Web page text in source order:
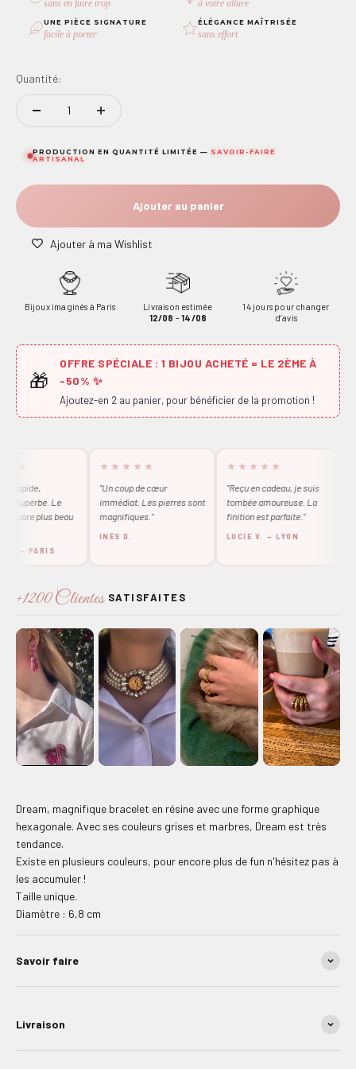
sans en faire trop à votre allure
UNE PIÈCE SIGNATURE
facile à porter
ÉLÉGANCE MAÎTRISÉE
sans effort
Quantité:
PRODUCTION EN QUANTITÉ LIMITÉE — SAVOIR-FAIRE
ARTISANAL
Ajouter au panier
Ajouter à ma Wishlist
Bijoux imaginés à Paris
Livraison estimée
12/08 –14/08
14 jours pour changer
d’avis
🎁
OFFRE SPÉCIALE : 1 BIJOU ACHETÉ = LE 2ÈME À
-50% ✨
Ajoutez-en 2 au panier, pour bénéficier de la promotion !
Le
plus beau
PARIS
★★★★★
"Un coup de cœur
immédiat. Les pierres sont
magnifiques."
INÈS D.
★★★★★
"Reçu en cadeau, je suis
tombée amoureuse. La
finition est parfaite."
LUCIE V. — LYON
+1200 ClientesSATISFAITES
Dream, magnifique bracelet en résine avec une forme graphique
hexagonale. Avec ses couleurs grises et marbres, Dream est très
tendance.
Existe en plusieurs couleurs, pour encore plus de fun n'hésitez pas à
les accumuler !
Taille unique.
Diamètre : 6,8 cm
Savoir faire
Livraison